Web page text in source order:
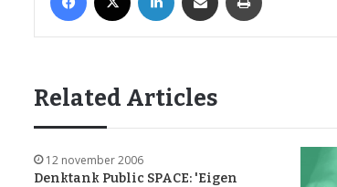
Related Articles
12 november 2006
Denktank Public SPACE: 'Eigen